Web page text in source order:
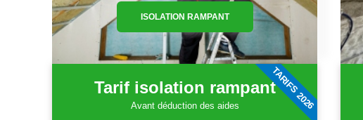
ISOLATION RAMPANT
Tarif isolation rampant
Avant déduction des aides TARIFS 2026